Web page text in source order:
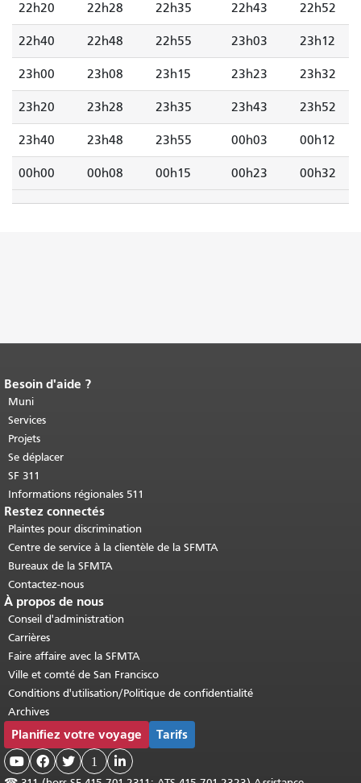
22h20 22h28 22h35 22h43 22h52
22h40 22h48 22h55 23h03 23h12
23h00 23h08 23h15 23h23 23h32
23h20 23h28 23h35 23h43 23h52
23h40 23h48 23h55 00h03 00h12
00h00 00h08 00h15 00h23 00h32
Fin du contenu de la page.
cette page se répète sur chaque page.
Retour au haut du contenu principal
Besoin d'aide ?
Muni
Services
Projets
Se déplacer
SF 311
Informations régionales 511
Restez connectés
Plaintes pour discrimination
Centre de service à la clientèle de la SFMTA
Bureaux de la SFMTA
Contactez-nous
À propos de nous
Conseil d'administration
Carrières
Faire affaire avec la SFMTA
Ville et comté de San Francisco
Conditions d'utilisation/Politique de confidentialité
Archives
Planifiez votre voyage Tarifs
   1 